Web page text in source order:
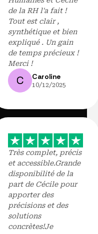
de la RH l'a fait !
Tout est clair ,
synthétique et bien
expliqué . Un gain
de temps précieux !
Merci !
Caroline
10/12/2025
Très complet, précis
et accessible.Grande
disponibilité de la
part de Cécile pour
apporter des
précisions et des
solutions
concrètes!Je